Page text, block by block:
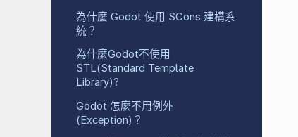
為什麼 Godot 使用 SCons 建構系
統？
為什麼Godot不使用
STL(Standard Template
Library)?
Godot 怎麼不用例外
(Exception)？